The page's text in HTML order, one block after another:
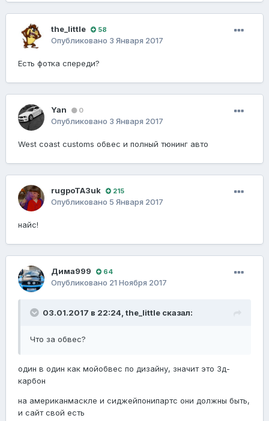
the_little 58
Опубликовано 3 Января 2017
Есть фотка спереди?
Yan 0
Опубликовано 3 Января 2017
West coast customs обвес и полный тюнинг авто
rugpoTA3uk 215
Опубликовано 5 Января 2017
найс!
Дима999 64
Опубликовано 21 Ноября 2017
03.01.2017 в 22:24, the_little сказал:
Что за обвес?
один в один как мойобвес по дизайну, значит это 3д-
карбон
на американмаскле и сиджейпонипартс они должны быть,
и сайт свой есть